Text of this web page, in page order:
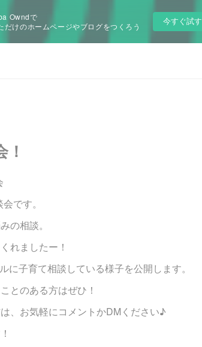
Owndで
だけのホームページやブログをつくろう
今すぐ試す
です。
の相談。
れましたー！
子育て相談している様子を公開します。
とのある方はぜひ！
、お気軽にコメントかDMください♪